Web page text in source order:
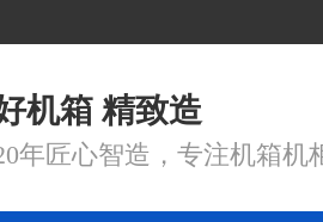
机箱 精致造
年匠心智造，专注机箱